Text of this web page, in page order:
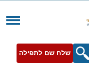
שלח שם לתפילה